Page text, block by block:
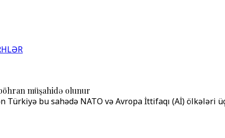
müşahidə olunur
Türkiyə bu sahədə NATO və Avropa İttifaqı (Aİ) ölkələri